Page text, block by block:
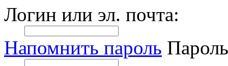
Логин или эл. почта:
Напомнить пароль